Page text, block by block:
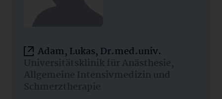
Adam, Lukas, Dr.med.univ.
Universitätsklinik für Anästhesie,
Allgemeine Intensivmedizin und
Schmerztherapie